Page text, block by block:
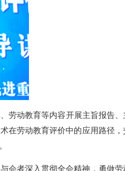
劳动教育等内容开展主旨报告
在劳动教育评价中的应用路径
会者深入贯彻全会精神，勇做劳